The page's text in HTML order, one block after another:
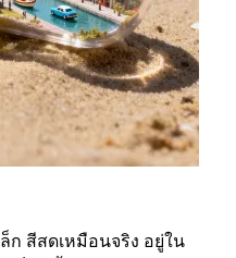
ก สีสดเหมือนจริง อยู่ใน